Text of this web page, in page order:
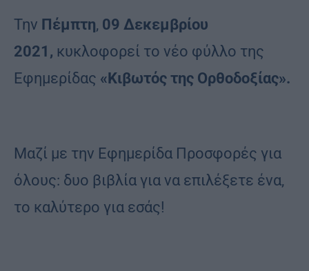
Την Πέμπτη, 09 Δεκεμβρίου
2021, κυκλοφορεί το νέο φύλλο της
Εφημερίδας «Κιβωτός της Ορθοδοξίας».
Μαζί με την Εφημερίδα Προσφορές για
όλους: δυο βιβλία για να επιλέξετε ένα,
το καλύτερο για εσάς!